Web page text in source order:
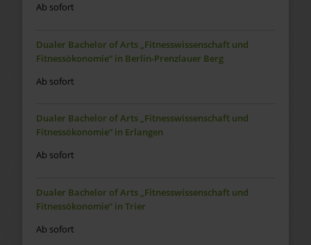
Ab sofort
Dualer Bachelor of Arts „Fitnesswissenschaft und
Fitnessökonomie“ in Berlin-Prenzlauer Berg
Ab sofort
Dualer Bachelor of Arts „Fitnesswissenschaft und
Fitnessökonomie“ in Erlangen
Ab sofort
Dualer Bachelor of Arts „Fitnesswissenschaft und
Fitnessökonomie“ in Trier
Ab sofort